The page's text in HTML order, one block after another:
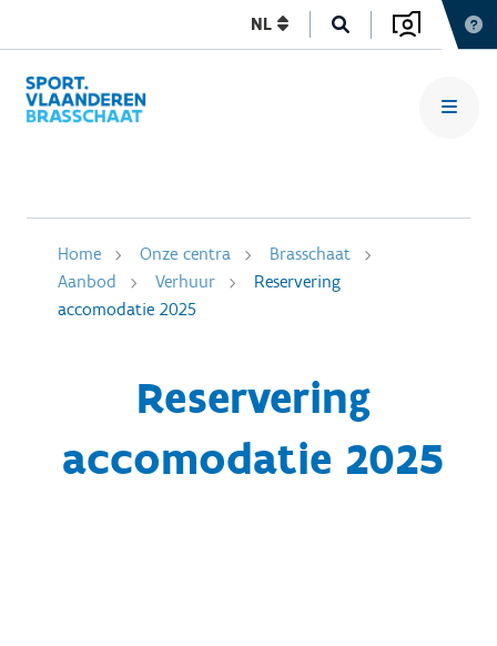
NL
Home Onze centra
Brasschaat
Aanbod
Verhuur
Reservering
accomodatie 2025
Reservering
accomodatie 2025